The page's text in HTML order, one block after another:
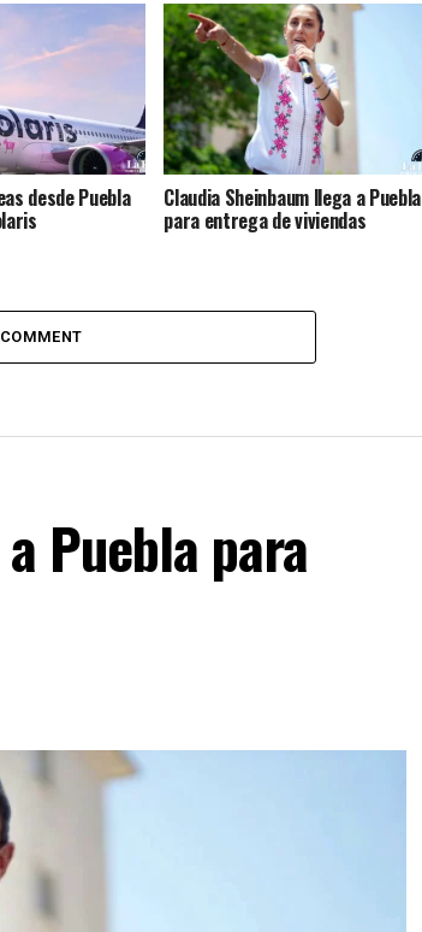
desde Puebla Claudia Sheinbaum llega a Puebla
para entrega de viviendas
Puebla para